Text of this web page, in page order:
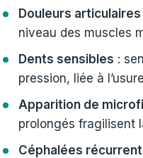
Douleurs articulaires
niveau des muscles
Dents sensibles :
pression, liée à
Apparition de
prolongés fragilisent
Céphalées